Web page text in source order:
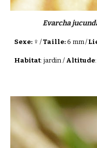
Evarcha
Sexe: ♀ /Taille:6 mm/
Habitat: jardin / Altitude